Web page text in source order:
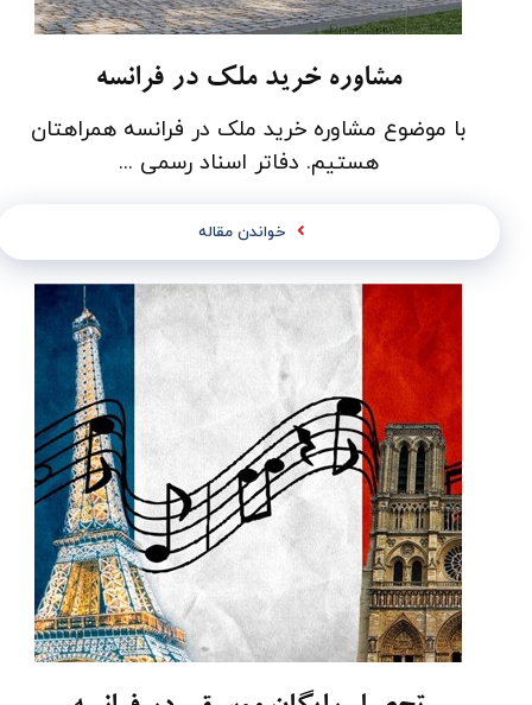
مشاوره خرید ملک در فرانسه
با موضوع مشاوره خرید ملک در فرانسه همراهتان
هستیم. دفاتر اسناد رسمی ...
خواندن مقاله